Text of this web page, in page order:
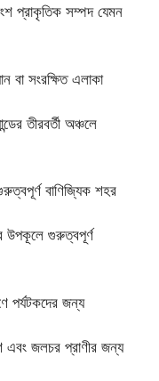
প্রাকৃতিক সম্পদ যেমন
বা সংরক্ষিত এলাকা
তীরবর্তী অঞ্চলে
বাণিজ্যিক শহর
উপকূলে গুরুত্বপূর্ণ
পর্যটকদের জন্য
এবং জলচর প্রাণীর জন্য